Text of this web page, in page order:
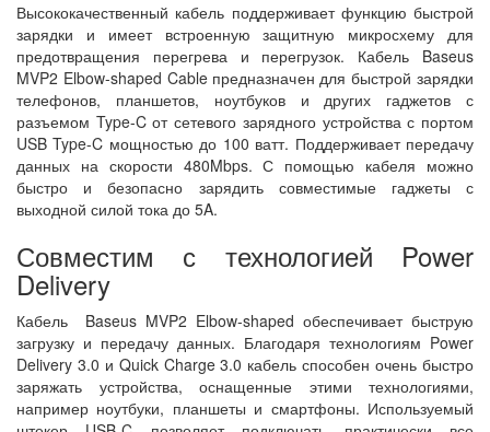
Высококачественный кабель поддерживает функцию быстрой
зарядки и имеет встроенную защитную микросхему для
предотвращения перегрева и перегрузок. Кабель Baseus
MVP2 Elbow-shaped Cable предназначен для быстрой зарядки
телефонов, планшетов, ноутбуков и других гаджетов с
разъемом Type-C от сетевого зарядного устройства с портом
USB Type-C мощностью до 100 ватт. Поддерживает передачу
данных на скорости 480Mbps. С помощью кабеля можно
быстро и безопасно зарядить совместимые гаджеты с
выходной силой тока до 5A.
Совместим с технологией Power
Delivery
Кабель Baseus MVP2 Elbow-shaped обеспечивает быструю
загрузку и передачу данных. Благодаря технологиям Power
Delivery 3.0 и Quick Charge 3.0 кабель способен очень быстро
заряжать устройства, оснащенные этими технологиями,
например ноутбуки, планшеты и смартфоны. Используемый